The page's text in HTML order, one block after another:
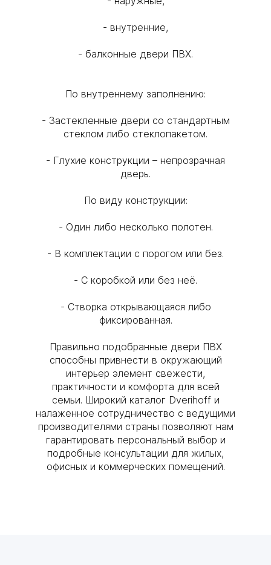
- внутренние,
- балконные двери ПВХ.
По внутреннему заполнению:
- Застекленные двери со стандартным
стеклом либо стеклопакетом.
- Глухие конструкции – непрозрачная
дверь.
По виду конструкции:
- Один либо несколько полотен.
- В комплектации с порогом или без.
- С коробкой или без неё.
- Створка открывающаяся либо
фиксированная.
Правильно подобранные двери ПВХ
способны привнести в окружающий
интерьер элемент свежести,
практичности и комфорта для всей
семьи. Широкий каталог Dverihoff и
налаженное сотрудничество с ведущими
производителями страны позволяют нам
гарантировать персональный выбор и
подробные консультации для жилых,
офисных и коммерческих помещений.